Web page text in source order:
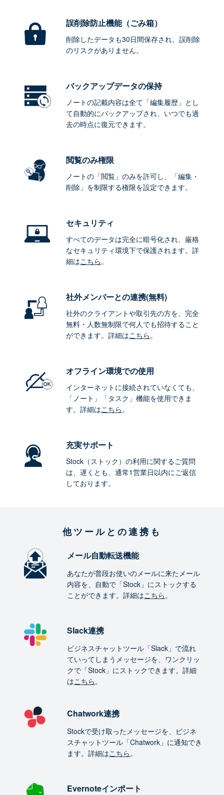
誤削除防止機能（ごみ箱）
削除したデータも30日間保存され、誤削除
のリスクがありません。
バックアップデータの保持
ノートの記載内容は全て「編集履歴」とし
て自動的にバックアップされ、いつでも過
去の時点に復元できます。
閲覧のみ権限
ノートの「閲覧」のみを許可し、「編集・
削除」を制限する権限を設定できます。
セキュリティ
すべてのデータは完全に暗号化され、厳格
なセキュリティ環境下で保護されます。詳
細はこちら。
社外メンバーとの連携(無料)
社外のクライアントや取引先の方を、完全
無料・人数無制限で何人でも招待すること
ができます。詳細はこちら。
オフライン環境での使用
インターネットに接続されていなくても、
「ノート」「タスク」機能を使用できま
す。詳細はこちら。
充実サポート
Stock（ストック）の利用に関するご質問
は、遅くとも、通常1営業日以内にご返信
しております。
他ツールとの連携も
メール自動転送機能
あなたが普段お使いのメールに来たメール
内容を、自動で「Stock」にストックする
ことができます。詳細はこちら。
Slack連携
ビジネスチャットツール「Slack」で流れ
ていってしまうメッセージを、ワンクリッ
クで「Stock」にストックできます。詳細
はこちら。
Chatwork連携
Stockで受け取ったメッセージを、ビジネ
スチャットツール「Chatwork」に通知でき
ます。詳細はこちら。
Evernoteインポート